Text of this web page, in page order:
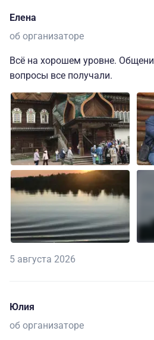
Елена
об организаторе
Всё на хорошем уровне.
вопросы все получали.
5 августа 2026
Юлия
об организаторе